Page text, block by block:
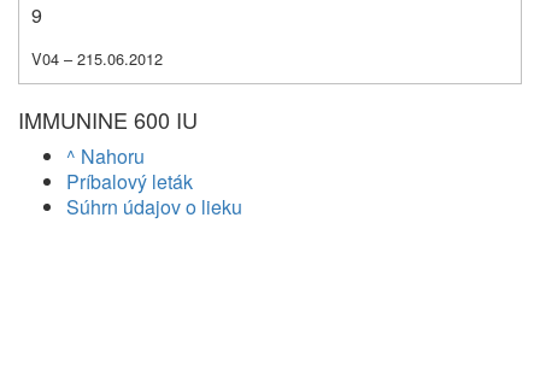
9
V04 – 215.06.2012
IMMUNINE 600 IU
^ Nahoru
Príbalový leták
Súhrn údajov o lieku